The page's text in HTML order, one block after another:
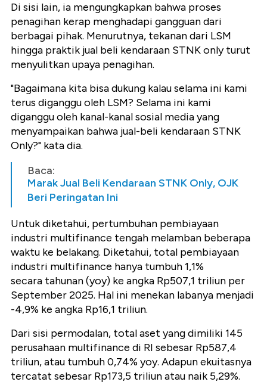
Di sisi lain, ia mengungkapkan bahwa proses
penagihan kerap menghadapi gangguan dari
berbagai pihak. Menurutnya, tekanan dari LSM
hingga praktik jual beli kendaraan STNK only turut
menyulitkan upaya penagihan.
"Bagaimana kita bisa dukung kalau selama ini kami
terus diganggu oleh LSM? Selama ini kami
diganggu oleh kanal-kanal sosial media yang
menyampaikan bahwa jual-beli kendaraan STNK
Only?" kata dia.
Baca:
Marak Jual Beli Kendaraan STNK Only, OJK
Beri Peringatan Ini
Untuk diketahui, pertumbuhan pembiayaan
industri multifinance tengah melamban beberapa
waktu ke belakang. Diketahui, total pembiayaan
industri multifinance hanya tumbuh 1,1%
secara tahunan (yoy) ke angka Rp507,1 triliun per
September 2025. Hal ini menekan labanya menjadi
-4,9% ke angka Rp16,1 triliun.
Dari sisi permodalan, total aset yang dimiliki 145
perusahaan multifinance di RI sebesar Rp587,4
triliun, atau tumbuh 0,74% yoy. Adapun ekuitasnya
tercatat sebesar Rp173,5 triliun atau naik 5,29%.